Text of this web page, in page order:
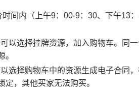
间内（上午9：00-9：30、下午13
以选择挂牌资源，加入购物车。同
。
选择购物车中的资源生成电子合同
定，其他买家无法购买。